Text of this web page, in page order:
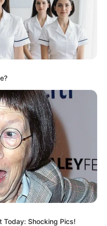
&
Today: Shocking Pics!